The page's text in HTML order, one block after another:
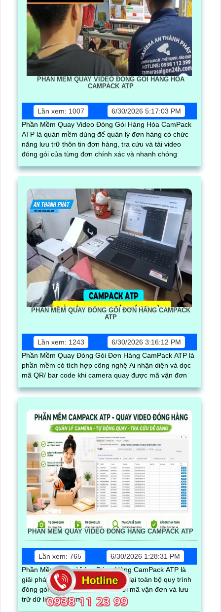
PHẦN MỀM QUAY VIDEO ĐÓNG GÓI HÀNG HÓA
CAMPACK ATP
Lần xem: 1007
6/30/2026 5:17:03 PM
Phần Mềm Quay Video Đóng Gói Hàng Hóa CamPack
ATP là quàn mềm dùng để quản lý đơn hàng có chức
năng lưu trữ thôn tin đơn hàng, tra cứu và tải video
đóng gói của từng đơn chính xác và nhanh chóng
PHẦN MỀM QUAY ĐÓNG GÓI ĐƠN HÀNG CAMPACK
ATP
Lần xem: 1243
6/30/2026 3:16:12 PM
Phần Mềm Quay Đóng Gói Đơn Hàng CamPack ATP là
phần mềm có tích hợp công nghệ Ai nhận diện và dọc
mã QR/ bar code khi camera quay được mã vận đơn
PHẦN MỀM QUAY VIDEO ĐÓNG HÀNG CAMPACK ATP
Lần xem: 765
6/30/2026 1:28:31 PM
Phần Mềm Quay Video Đóng Hàng CamPack ATP là
giải pháp hỗ trợ doanh nghiệp ghi lại toàn bộ quy trình
đóng gói tự động lưu trữ video với mã vận đơn và lưu
trữ dữ liệu tập trung